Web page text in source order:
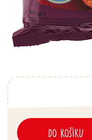
DO KOŠÍKU